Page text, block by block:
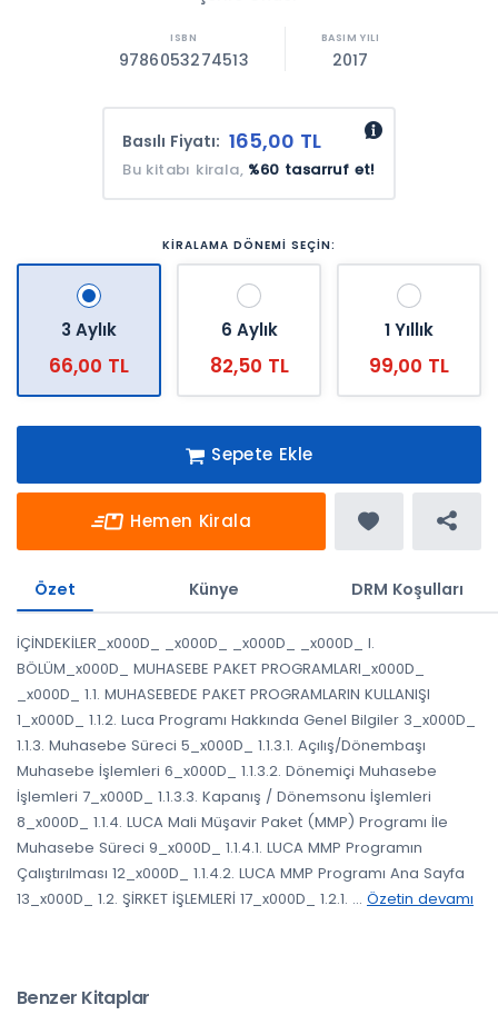
9786053274513 2017
Basılı Fiyatı: 165,00 TL
Bu kitabı kirala, %60 tasarruf et!
KİRALAMA DÖNEMİ SEÇİN:
3 Aylık
66,00 TL
6 Aylık
82,50 TL
1 Yıllık
99,00 TL
Sepete Ekle
Hemen Kirala
Özet Künye DRM Koşulları
İÇİNDEKİLER_x000D_ _x000D_ _x000D_ _x000D_ I.
BÖLÜM_x000D_ MUHASEBE PAKET PROGRAMLARI_x000D_
_x000D_ 1.1. MUHASEBEDE PAKET PROGRAMLARIN KULLANIŞI
1_x000D_ 1.1.2. Luca Programı Hakkında Genel Bilgiler 3_x000D_
1.1.3. Muhasebe Süreci 5_x000D_ 1.1.3.1. Açılış/Dönembaşı
Muhasebe İşlemleri 6_x000D_ 1.1.3.2. Dönemiçi Muhasebe
İşlemleri 7_x000D_ 1.1.3.3. Kapanış / Dönemsonu İşlemleri
8_x000D_ 1.1.4. LUCA Mali Müşavir Paket (MMP) Programı İle
Muhasebe Süreci 9_x000D_ 1.1.4.1. LUCA MMP Programın
Çalıştırılması 12_x000D_ 1.1.4.2. LUCA MMP Programı Ana Sayfa
13_x000D_ 1.2. ŞİRKET İŞLEMLERİ 17_x000D_ 1.2.1. ... Özetin devamı
Benzer Kitaplar